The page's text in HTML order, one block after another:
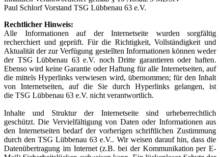
Paul Schlorf Vorstand TSG Lübbenau 63 e.V.
Rechtlicher Hinweis:
Alle Informationen auf der Internetseite wurden sorgfältig
recherchiert und geprüft. Für die Richtigkeit, Vollständigkeit und
Aktualität der zur Verfügung gestellten Informationen können weder
der TSG Lübbenau 63 e.V. noch Dritte garantieren oder haften.
Ebenso wird keine Garantie oder Haftung für alle Internetseiten, auf
die mittels Hyperlinks verwiesen wird, übernommen; für den Inhalt
von Internetseiten, auf die Sie durch Hyperlinks gelangen, ist
die TSG Lübbenau 63 e.V. nicht verantwortlich.
Inhalte und Struktur der Internetseite sind urheberrechtlich
geschützt. Die Vervielfältigung von Daten oder Informationen aus
den Internetseiten bedarf der vorherigen schriftlichen Zustimmung
durch den TSG Lübbenau 63 e.V.. Wir weisen darauf hin, dass die
Datenübertragung im Internet (z.B. bei der Kommunikation per E-